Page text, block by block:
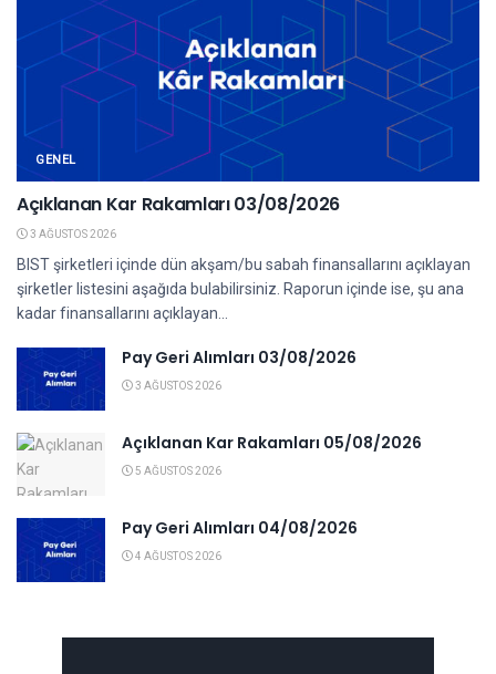
GENEL
Açıklanan Kar Rakamları 03/08/2026
3 AĞUSTOS 2026
BIST şirketleri içinde dün akşam/bu sabah finansallarını açıklayan
şirketler listesini aşağıda bulabilirsiniz. Raporun içinde ise, şu ana
kadar finansallarını açıklayan...
Pay Geri Alımları 03/08/2026
3 AĞUSTOS 2026
Açıklanan Kar Rakamları 05/08/2026
5 AĞUSTOS 2026
Pay Geri Alımları 04/08/2026
4 AĞUSTOS 2026